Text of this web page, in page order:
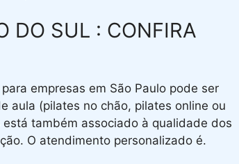
DO SUL : CONFIRA
empresas em São Paulo pode ser
aula (pilates no chão, pilates online ou
também associado à qualidade dos
O atendimento personalizado é.